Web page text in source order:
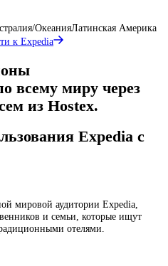
ОкеанияЛатинская Америка
к Expedia
всему миру через
из Hostex.
Expedia с
мировой аудитории Expedia,
и семьи, которые ищут
отелями.